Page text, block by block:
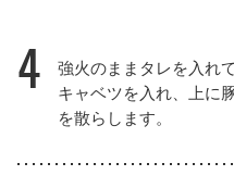
4
強火のままタレを入れ
キャベツを入れ、上に
を散らします。